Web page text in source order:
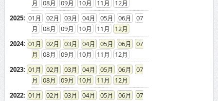
08
09 10 11
12
2025: 01 02 03 04 05 06
07
08
09 10 11
12
2024: 01 02 03 04 05 06
07
08
09 10 11
12
2023: 01 02 03 04 05 06
07
08
09 10 11
12
2022: 01 02 03 04 05 06
07